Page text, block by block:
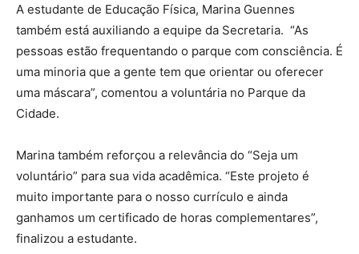
A estudante de Educação Física, Marina Guennes
também está auxiliando a equipe da Secretaria. “As
pessoas estão frequentando o parque com consciência. É
uma minoria que a gente tem que orientar ou oferecer
uma máscara”, comentou a voluntária no Parque da
Cidade.
Marina também reforçou a relevância do “Seja um
voluntário” para sua vida acadêmica. “Este projeto é
muito importante para o nosso currículo e ainda
ganhamos um certificado de horas complementares”,
finalizou a estudante.